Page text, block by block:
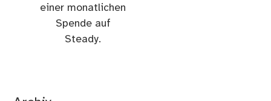
einer monatlichen
Spende auf
Steady.